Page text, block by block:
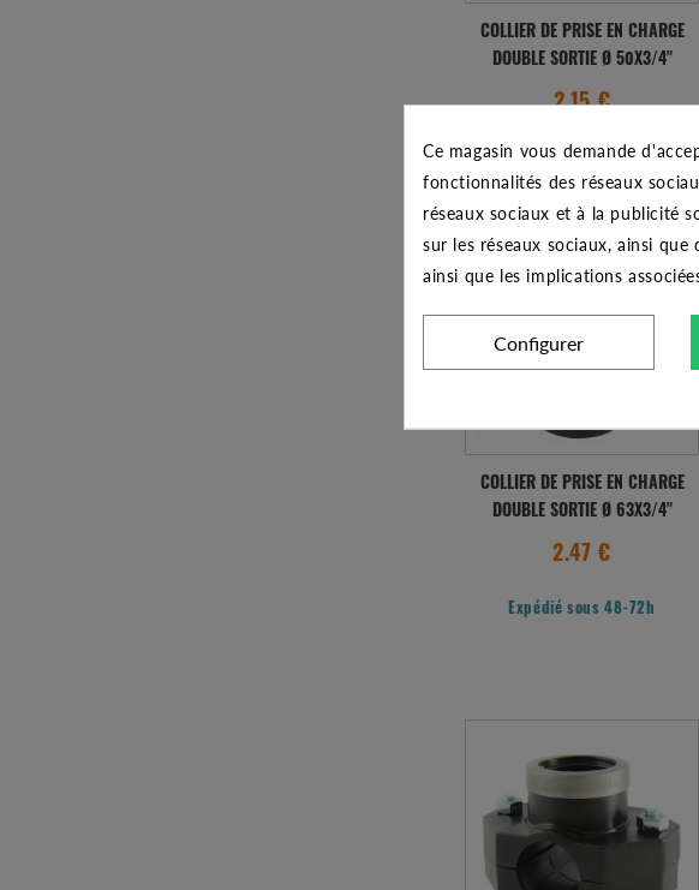
COLLIER DE PRISE EN CHARGE
DOUBLE SORTIE Ø 50X3/4"
2.15 €
Expédié sous 48-72h
COLLIER DE PRISE EN CHARGE
DOUBLE SORTIE Ø 63X3/4"
2.47 €
Expédié sous 48-72h
Ce magasin vous demande
fonctionnalités des réseaux
réseaux sociaux et à la publicité
sur les réseaux sociaux, ainsi
ainsi que les implications
Configurer